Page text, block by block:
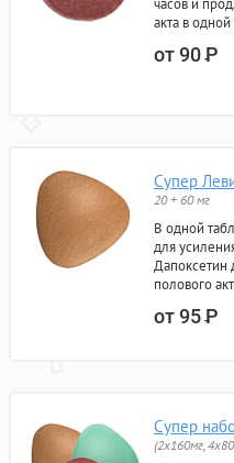
часов и
акта в одной
от 90Р
Супер
20 + 60 мг
В одной
для
Дапоксетин
полового
от 95Р
Супер
(2х160мг,